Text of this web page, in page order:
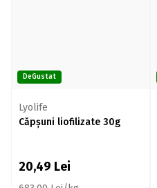
DeGustat
Lyolife
Căpșuni liofilizate 30g
20,49 Lei